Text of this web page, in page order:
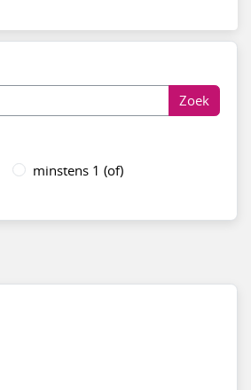
minstens 1 (of)